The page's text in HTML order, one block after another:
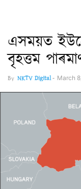
এসময়ত
বৃহত্তম
By NKTV Digital- March